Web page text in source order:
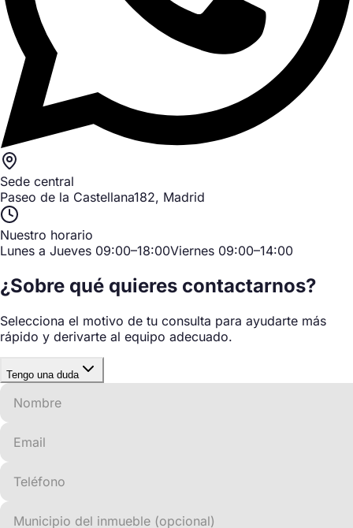
Sede central
Paseo de la Castellana182, Madrid
Nuestro horario
Lunes a Jueves 09:00–18:00Viernes 09:00–14:00
¿Sobre qué quieres contactarnos?
Selecciona el motivo de tu consulta para ayudarte más
rápido y derivarte al equipo adecuado.
Tengo una duda